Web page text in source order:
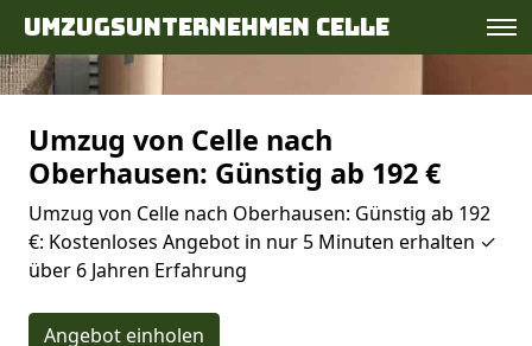
Umzugsunternehmen Celle
Umzug von Celle nach
Oberhausen: Günstig ab 192 €
Umzug von Celle nach Oberhausen: Günstig ab 192
€: Kostenloses Angebot in nur 5 Minuten erhalten ✓
über 6 Jahren Erfahrung
Angebot einholen